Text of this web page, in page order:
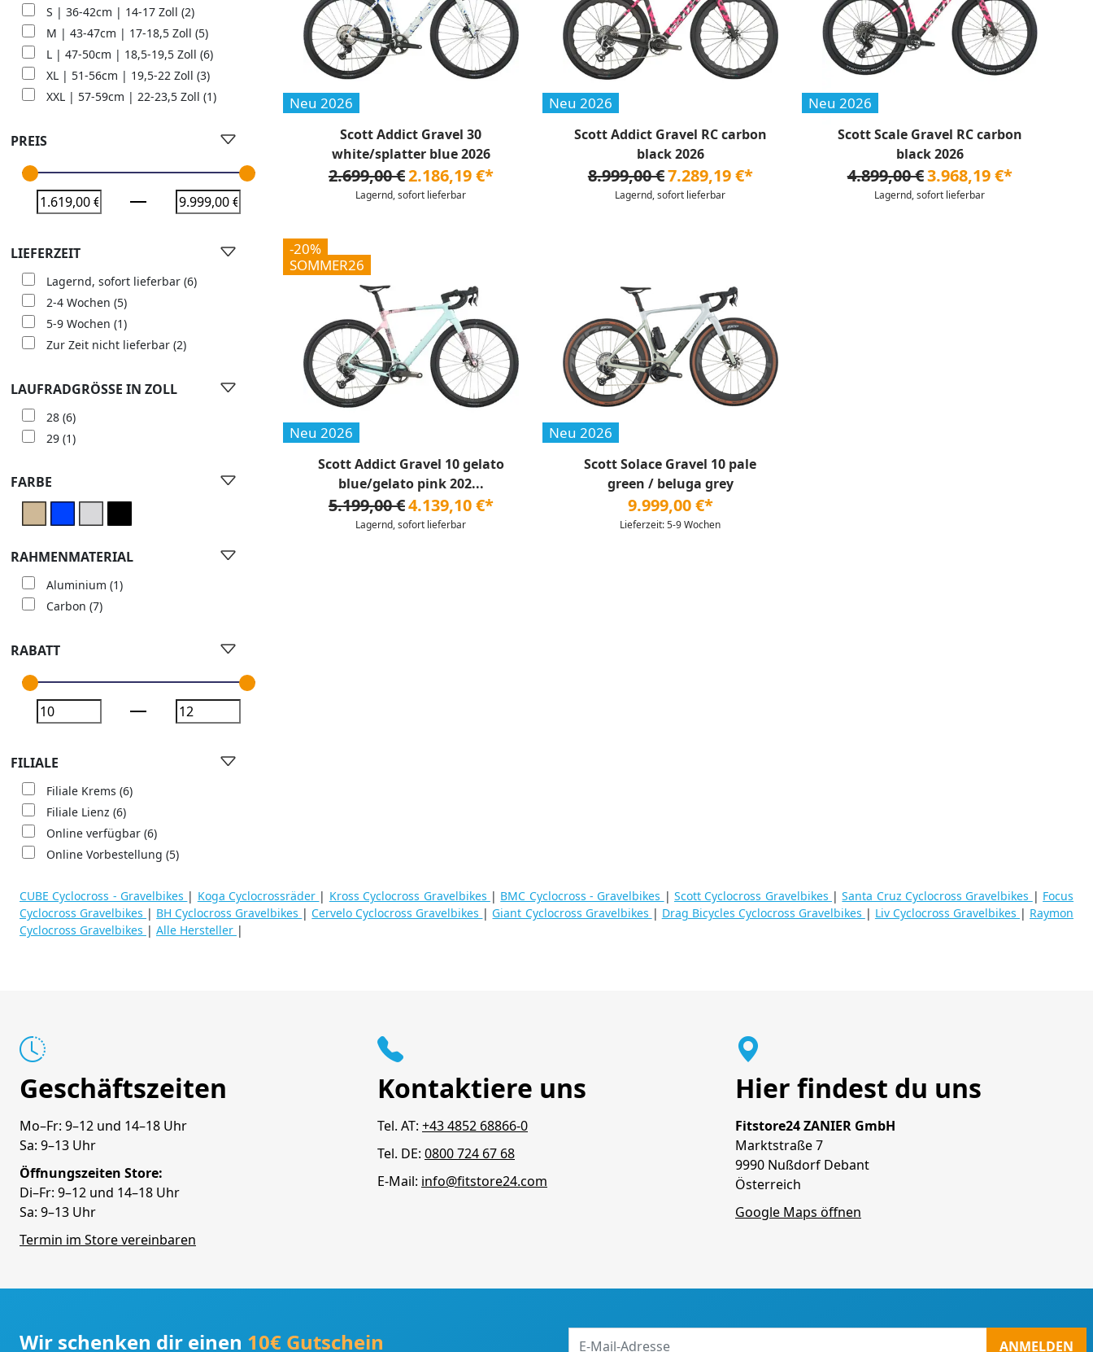
S | 36-42cm | 14-17 Zoll (2)
M | 43-47cm | 17-18,5 Zoll (5)
L | 47-50cm | 18,5-19,5 Zoll (6)
XL | 51-56cm | 19,5-22 Zoll (3)
XXL | 57-59cm | 22-23,5 Zoll (1)
PREIS
LIEFERZEIT
Lagernd, sofort lieferbar (6)
2-4 Wochen (5)
5-9 Wochen (1)
Zur Zeit nicht lieferbar (2)
LAUFRADGRÖSSE IN ZOLL
28 (6)
29 (1)
FARBE
RAHMENMATERIAL
Aluminium (1)
Carbon (7)
RABATT
FILIALE
Filiale Krems (6)
Filiale Lienz (6)
Online verfügbar (6)
Online Vorbestellung (5)
Neu 2026
Scott Addict Gravel 30
white/splatter blue 2026
2.699,00 €2.186,19 €*
Lagernd, sofort lieferbar
Neu 2026
Scott Addict Gravel RC carbon
black 2026
8.999,00 €7.289,19 €*
Lagernd, sofort lieferbar
Neu 2026
Scott Scale Gravel RC carbon
black 2026
4.899,00 €3.968,19 €*
Lagernd, sofort lieferbar
-20%
SOMMER26
Neu 2026
Scott Addict Gravel 10 gelato
blue/gelato pink 202...
5.199,00 €4.139,10 €*
Lagernd, sofort lieferbar
Neu 2026
Scott Solace Gravel 10 pale
green / beluga grey
9.999,00 €*
Lieferzeit: 5-9 Wochen
CUBE Cyclocross - Gravelbikes | Koga Cyclocrossräder | Kross Cyclocross Gravelbikes | BMC Cyclocross - Gravelbikes | Scott Cyclocross Gravelbikes |Santa Cruz Cyclocross Gravelbikes | Focus
Cyclocross Gravelbikes | BH Cyclocross Gravelbikes | Cervelo Cyclocross Gravelbikes | Giant Cyclocross Gravelbikes | Drag Bicycles Cyclocross Gravelbikes | Liv Cyclocross Gravelbikes | Raymon
Cyclocross Gravelbikes | Alle Hersteller |
Geschäftszeiten
Mo–Fr: 9–12 und 14–18 Uhr
Sa: 9–13 Uhr
Öffnungszeiten Store:
Di–Fr: 9–12 und 14–18 Uhr
Sa: 9–13 Uhr
Termin im Store vereinbaren
Kontaktiere uns
Tel. AT: +43 4852 68866-0
Tel. DE: 0800 724 67 68
E-Mail: info@fitstore24.com
Hier findest du uns
Fitstore24 ZANIER GmbH
Marktstraße 7
9990 Nußdorf Debant
Österreich
Google Maps öffnen
Wir schenken dir einen 10€ Gutschein
ANMELDEN